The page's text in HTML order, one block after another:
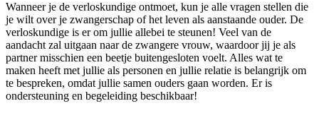
Wanneer je de verloskundige ontmoet, kun je alle vragen stellen die
je wilt over je zwangerschap of het leven als aanstaande ouder. De
verloskundige is er om jullie allebei te steunen! Veel van de
aandacht zal uitgaan naar de zwangere vrouw, waardoor jij je als
partner misschien een beetje buitengesloten voelt. Alles wat te
maken heeft met jullie als personen en jullie relatie is belangrijk om
te bespreken, omdat jullie samen ouders gaan worden. Er is
ondersteuning en begeleiding beschikbaar!